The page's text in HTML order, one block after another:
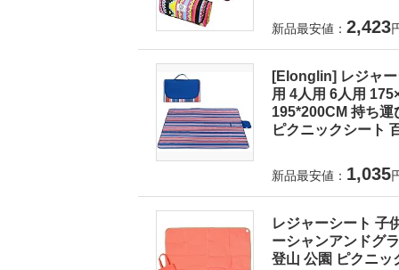
新品最安値： 2,423
[Elonglin] レジャ
用 4人用 6人用
195*200CM 持ち運
ピクニックシート
新品最安値： 1,035
レジャーシート 子
ーシャンアンドグ
登山 公園 ピクニッ